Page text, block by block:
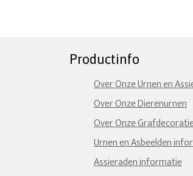
Productinfo
Over Onze Urnen en
Over Onze Dierenurnen
Over Onze
Urnen en Asbeelden
Assieraden informatie